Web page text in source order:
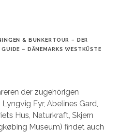
& BUNKERTOUR – DER
– DÄNEMARKS WESTKÜSTE
der zugehörigen
Fyr, Abelines Gard,
Hus, Naturkraft, Skjern
Museum) findet auch